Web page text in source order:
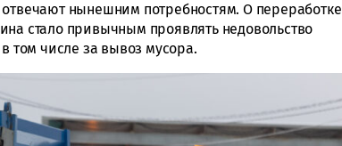
нынешним потребностям. О переработке
стало привычным проявлять недовольство
том числе за вывоз мусора.